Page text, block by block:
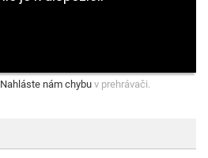
Nahláste nám chybu v prehrávači.